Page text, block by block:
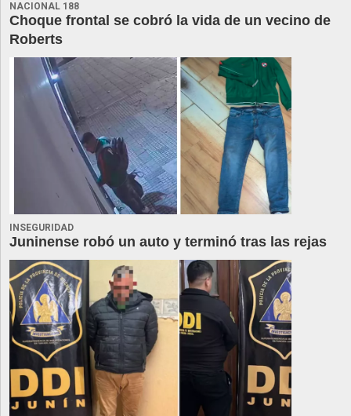
NACIONAL 188
Choque frontal se cobró la vida de un vecino de
Roberts
INSEGURIDAD
Juninense robó un auto y terminó tras las rejas